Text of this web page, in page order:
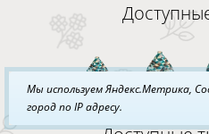
XXL
Мы используем Яндекс.Метрика,
город по IP адресу.